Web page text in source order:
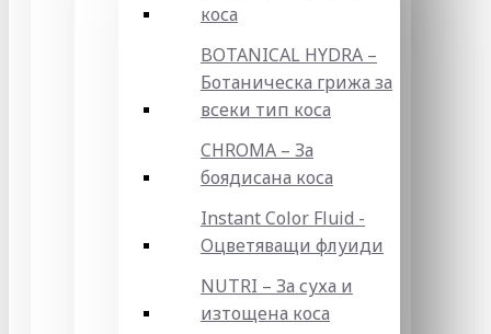
коса
BOTANICAL HYDRA –
Ботаническа грижа за
всеки тип коса
CHROMA – За
боядисана коса
Instant Color Fluid -
Оцветяващи флуиди
NUTRI – За суха и
изтощена коса